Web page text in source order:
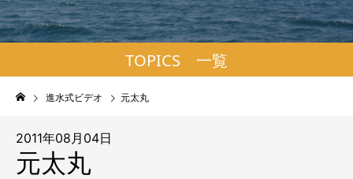
TOPICS 一覧
進水式ビデオ 元太丸
2011年08月04日
元太丸